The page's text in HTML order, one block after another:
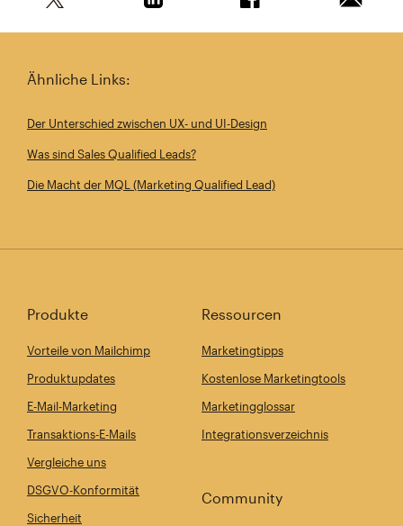
Ähnliche Links:
Der Unterschied zwischen UX- und UI-Design
Was sind Sales Qualified Leads?
Die Macht der MQL (Marketing Qualified Lead)
Produkte
Vorteile von Mailchimp
Produktupdates
E-Mail-Marketing
Transaktions-E-Mails
Vergleiche uns
DSGVO-Konformität
Sicherheit
Ressourcen
Marketingtipps
Kostenlose Marketingtools
Marketingglossar
Integrationsverzeichnis
Community